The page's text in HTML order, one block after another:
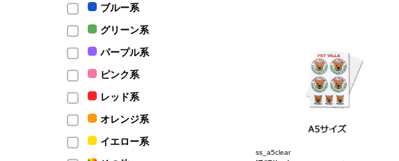
ブルー系
グリーン系
パープル系
ピンク系
レッド系
オレンジ系
イエロー系
ss_a5clear